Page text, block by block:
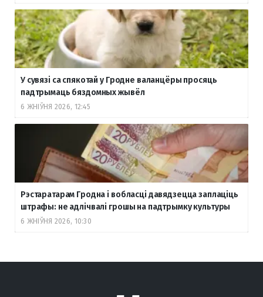
У сувязі са спякотай у Гродне валанцёры просяць
падтрымаць бяздомных жывёл
6 ЖНІЎНЯ 2026, 12:45
Рэстаратарам Гродна і вобласці давядзецца заплаціць
штрафы: не адлічвалі грошы на падтрымку культуры
6 ЖНІЎНЯ 2026, 10:30